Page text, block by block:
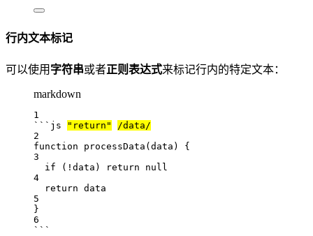
行内文本标记
可以使用 字符串或者正则表达式来标记行内的特定文本：
markdown
1
```js
"return"
/data/
2
function
processData ( data ) {
3
if ( ! data ) return
null
4
return data
5
}
6
```